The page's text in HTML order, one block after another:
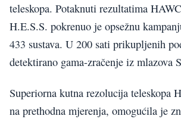
teleskopa. Potaknuti rezultatima
H.E.S.S. pokrenuo je opsežnu
433 sustava. U 200 sati prikupljenih
detektirano gama-zračenje iz mlazova
Superiorna kutna rezolucija teleskopa
na prethodna mjerenja, omogućila je